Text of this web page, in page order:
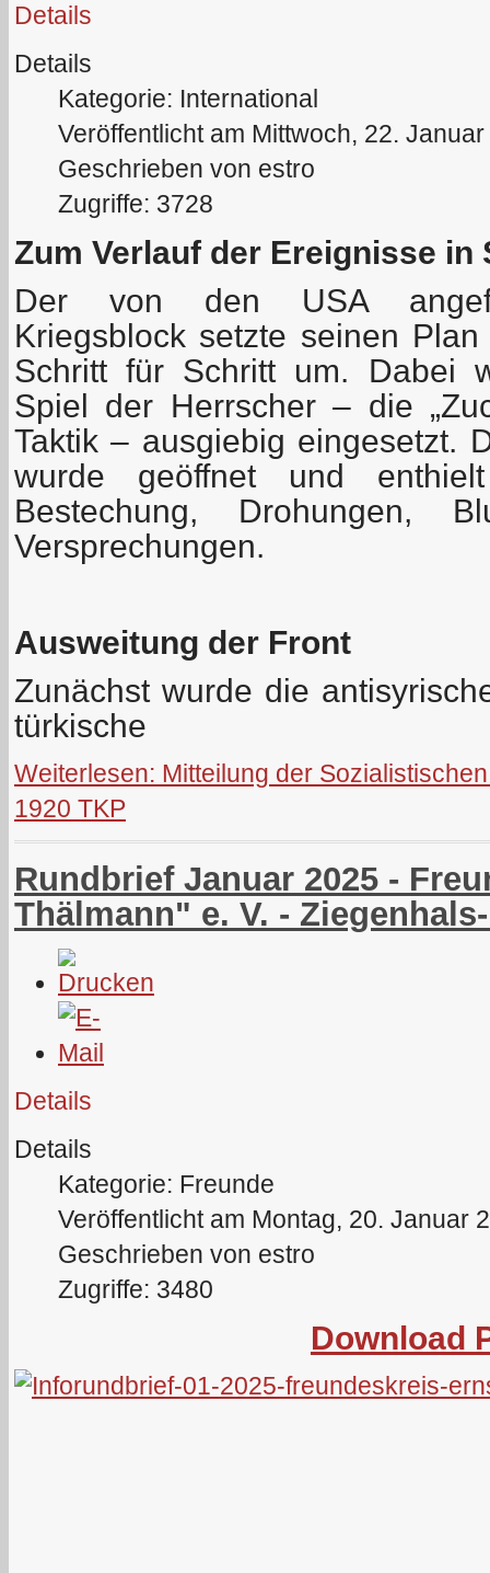
Details
Details
Kategorie: International
Veröffentlicht am Mittwoch, 22.
Geschrieben von estro
Zugriffe: 3728
Zum Verlauf der Ereignisse in
Der von den USA
Kriegsblock setzte seinen
Schritt für Schritt um. Dabei
Spiel der Herrscher – die
Taktik – ausgiebig eingesetzt.
wurde geöffnet und
Bestechung, Drohungen,
Versprechungen.
Ausweitung der Front
Zunächst wurde die
türkische
Weiterlesen: Mitteilung der
1920 TKP
Rundbrief Januar 2025 -
Thälmann" e. V. -
Details
Details
Kategorie: Freunde
Veröffentlicht am Montag, 20. Januar
Geschrieben von estro
Zugriffe: 3480
Download